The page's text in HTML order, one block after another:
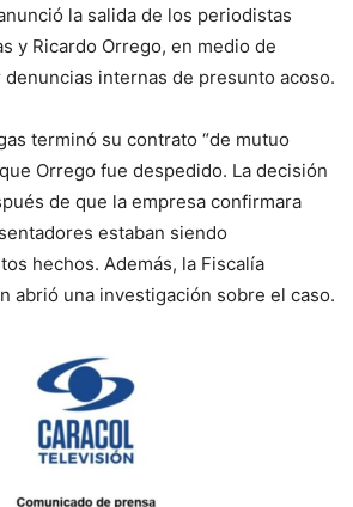
la salida de los periodistas
y Ricardo Orrego, en medio de
internas de presunto acoso.
terminó su contrato “de mutuo
Orrego fue despedido. La decisión
de que la empresa confirmara
estaban siendo
hechos. Además, la Fiscalía
abrió una investigación sobre el caso.